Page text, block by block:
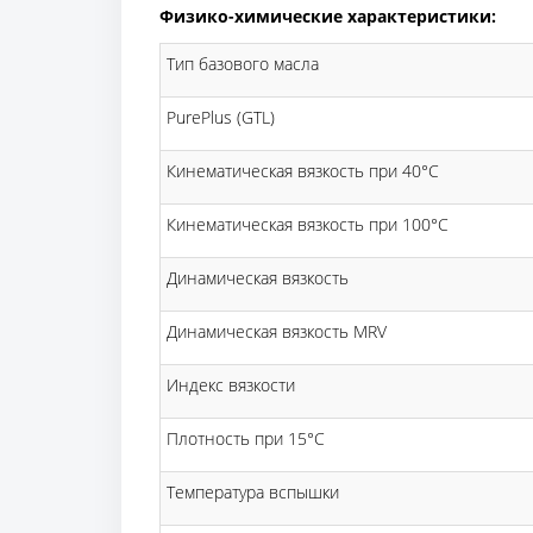
Физико-химические характеристики:
Тип базового масла
PurePlus (GTL)
Кинематическая вязкость при 40°C
Кинематическая вязкость при 100°C
Динамическая вязкость
Динамическая вязкость MRV
Индекс вязкости
Плотность при 15°C
Температура вспышки